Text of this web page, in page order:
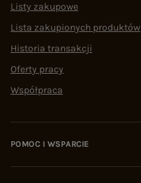
Listy zakupowe
Lista zakupionych produktów
Historia transakcji
Oferty pracy
Współpraca
POMOC I WSPARCIE